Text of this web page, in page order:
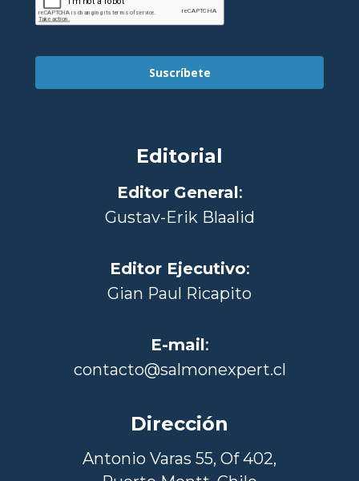
Suscríbete
Editorial
Editor General:
Gustav-Erik Blaalid
Editor Ejecutivo:
Gian Paul Ricapito
E-mail:
contacto@salmonexpert.cl
Dirección
Antonio Varas 55, Of 402,